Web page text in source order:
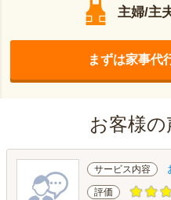
主婦/主
まずは家事代
お客様の
サービス内容
評価